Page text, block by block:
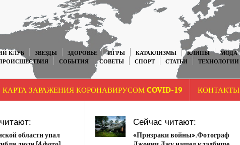
КЛУБ ЗВЕЗДЫ ЗДОРОВЬЕ ИГРЫ КАТАКЛИЗМЫ КЛИПЫ МОДА
СОБЫТИЯ СОВЕТЫ СПОРТ СТАТЬИ ТЕХНОЛОГИИ
КАРТА ЗАРАЖЕНИЯ КОРОНАВИРУСОМ COVID-19 КОНТАКТЫ
области упал
Сейчас читают:
«Призраки войны».Фотограф